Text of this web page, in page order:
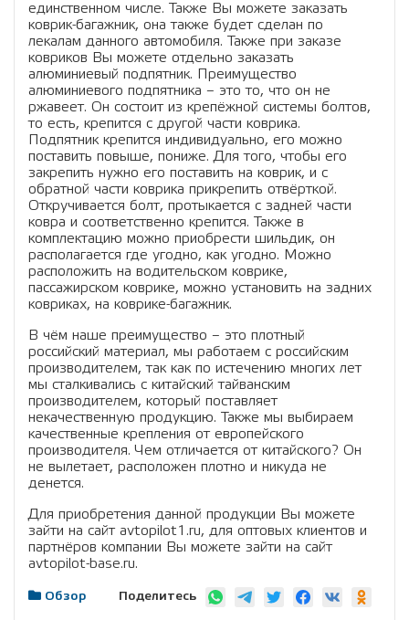
единственном числе. Также Вы можете заказать
коврик-багажник, она также будет сделан по
лекалам данного автомобиля. Также при заказе
ковриков Вы можете отдельно заказать
алюминиевый подпятник. Преимущество
алюминиевого подпятника – это то, что он не
ржавеет. Он состоит из крепёжной системы болтов,
то есть, крепится с другой части коврика.
Подпятник крепится индивидуально, его можно
поставить повыше, пониже. Для того, чтобы его
закрепить нужно его поставить на коврик, и с
обратной части коврика прикрепить отвёрткой.
Откручивается болт, протыкается с задней части
ковра и соответственно крепится. Также в
комплектацию можно приобрести шильдик, он
располагается где угодно, как угодно. Можно
расположить на водительском коврике,
пассажирском коврике, можно установить на задних
ковриках, на коврике-багажник.
В чём наше преимущество – это плотный
российский материал, мы работаем с российским
производителем, так как по истечению многих лет
мы сталкивались с китайский тайванским
производителем, который поставляет
некачественную продукцию. Также мы выбираем
качественные крепления от европейского
производителя. Чем отличается от китайского? Он
не вылетает, расположен плотно и никуда не
денется.
Для приобретения данной продукции Вы можете
зайти на сайт avtopilot1.ru, для оптовых клиентов и
партнёров компании Вы можете зайти на сайт
avtopilot-base.ru.
Обзор Поделитесь